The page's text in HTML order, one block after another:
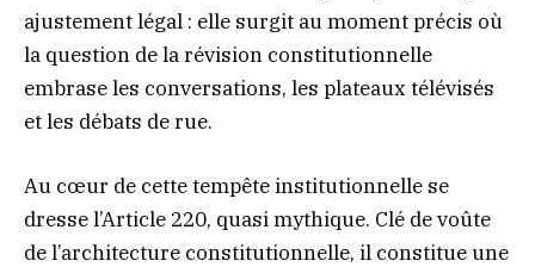
ajustement légal : elle surgit au moment précis où
la question de la révision constitutionnelle
embrase les conversations, les plateaux télévisés
et les débats de rue.
Au cœur de cette tempête institutionnelle se
dresse l’Article 220, quasi mythique. Clé de voûte
de l’architecture constitutionnelle, il constitue une